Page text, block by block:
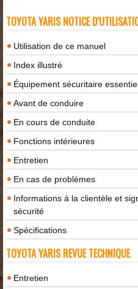
TOYOTA YARIS NOTICE
Utilisation de ce manuel
Index illustré
Équipement sécuritaire
Avant de conduire
En cours de conduite
Fonctions intérieures
Entretien
En cas de problèmes
Informations à la clientèle et
sécurité
Spécifications
TOYOTA YARIS REVUE TECHNIQUE
Entretien